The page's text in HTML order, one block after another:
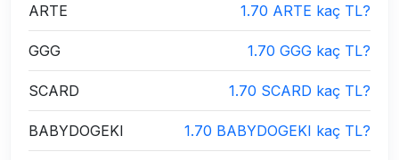
ARTE 1.70 ARTE kaç TL?
GGG 1.70 GGG kaç TL?
SCARD 1.70 SCARD kaç TL?
BABYDOGEKI 1.70 BABYDOGEKI kaç TL?